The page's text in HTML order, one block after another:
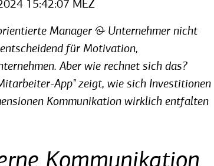
15:42:07 MEZ
Manager & Unternehmer nicht
für Motivation,
Aber wie rechnet sich das?
App" zeigt, wie sich Investitionen
Kommunikation wirklich entfalten
Kommunikation